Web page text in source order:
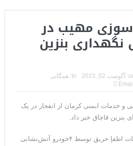
مهیب در
نگهداری بنزین
آگوست 02, 2023 In:
همگانی
Email
و خدمات ایمنی کرمان از انفجار در یک
بنزین قاچاق خبر داد.
بابایی با اشاره به اینکه عملیات اطفإ حریق توسط ۴خودرو آتش‌نشانی